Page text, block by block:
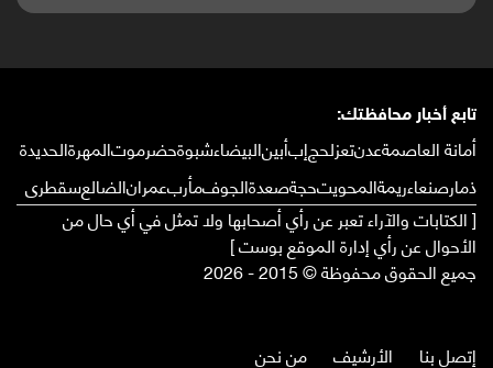
تابع أخبار محافظتك:
أمانة العاصمةعدنتعزلحجإبأبينالبيضاءشبوةحضرموتالمهرةالحديدة
ذمارصنعاءريمةالمحويتحجةصعدةالجوفمأربعمرانالضالعسقطرى
[ الكتابات والآراء تعبر عن رأي أصحابها ولا تمثل في أي حال من
الأحوال عن رأي إدارة الموقع بوست ]
جميع الحقوق محفوظة © 2015 - 2026
إتصل بنا الأرشيف من نحن